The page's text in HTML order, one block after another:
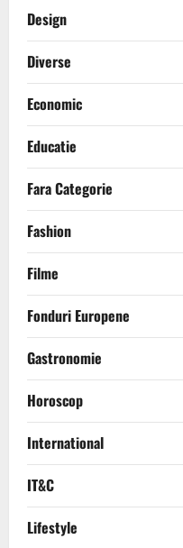
Design
Diverse
Economic
Educatie
Fara Categorie
Fashion
Filme
Fonduri Europene
Gastronomie
Horoscop
International
IT&C
Lifestyle